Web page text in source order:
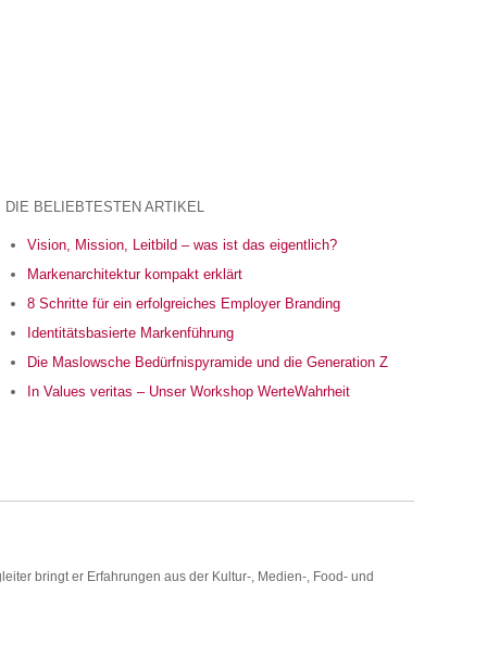
DIE BELIEBTESTEN ARTIKEL
Vision, Mission, Leitbild – was ist das eigentlich?
Markenarchitektur kompakt erklärt
8 Schritte für ein erfolgreiches Employer Branding
Identitätsbasierte Markenführung
Die Maslowsche Bedürfnispyramide und die Generation Z
In Values veritas – Unser Workshop WerteWahrheit
bringt er Erfahrungen aus der Kultur-, Medien-, Food- und